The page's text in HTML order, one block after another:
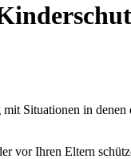
Situationen in
vor Ihren Eltern